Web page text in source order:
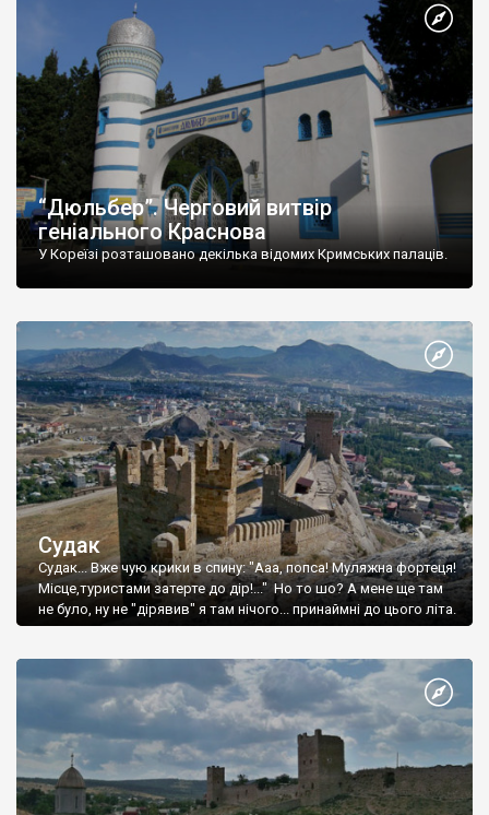
“Дюльбер”. Черговий витвір
геніального Краснова
У Кореїзі розташовано декілька відомих Кримських палаців.
Судак
Судак... Вже чую крики в спину: "Ааа, попса! Муляжна фортеця!
Місце,туристами затерте до дір!..." Но то шо? А мене ще там
не було, ну не "дірявив" я там нічого... принаймні до цього літа.